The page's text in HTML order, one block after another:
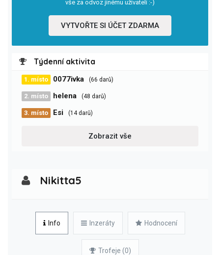
vše za odvoz jinému uživateli :-)
VYTVOŘTE SI ÚČET ZDARMA
Týdenní aktivita
1. místo 0077ivka (66 darů)
2. místo helena (48 darů)
3. místo Esi (14 darů)
Zobrazit vše
Nikitta5
Info Inzeráty Hodnocení
Trofeje (0)